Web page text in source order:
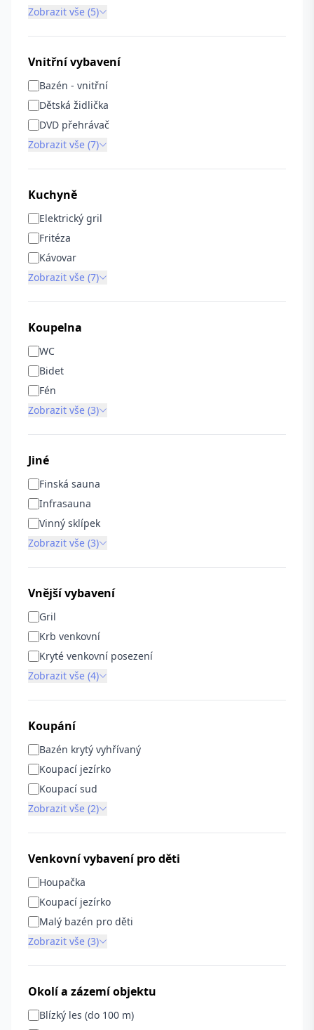
Zobrazit vše (5)
Vnitřní vybavení
Bazén - vnitřní
Dětská židlička
DVD přehrávač
Zobrazit vše (7)
Kuchyně
Elektrický gril
Fritéza
Kávovar
Zobrazit vše (7)
Koupelna
WC
Bidet
Fén
Zobrazit vše (3)
Jiné
Finská sauna
Infrasauna
Vinný sklípek
Zobrazit vše (3)
Vnější vybavení
Gril
Krb venkovní
Kryté venkovní posezení
Zobrazit vše (4)
Koupání
Bazén krytý vyhřívaný
Koupací jezírko
Koupací sud
Zobrazit vše (2)
Venkovní vybavení pro děti
Houpačka
Koupací jezírko
Malý bazén pro děti
Zobrazit vše (3)
Okolí a zázemí objektu
Blízký les (do 100 m)